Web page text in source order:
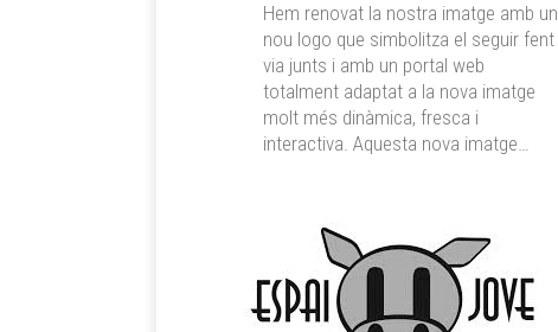
Hem renovat la nostra imatge amb un
nou logo que simbolitza el seguir fent
via junts i amb un portal web
totalment adaptat a la nova imatge
molt més dinàmica, fresca i
interactiva. Aquesta nova imatge…